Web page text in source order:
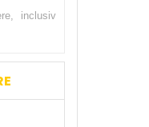
inclusiv